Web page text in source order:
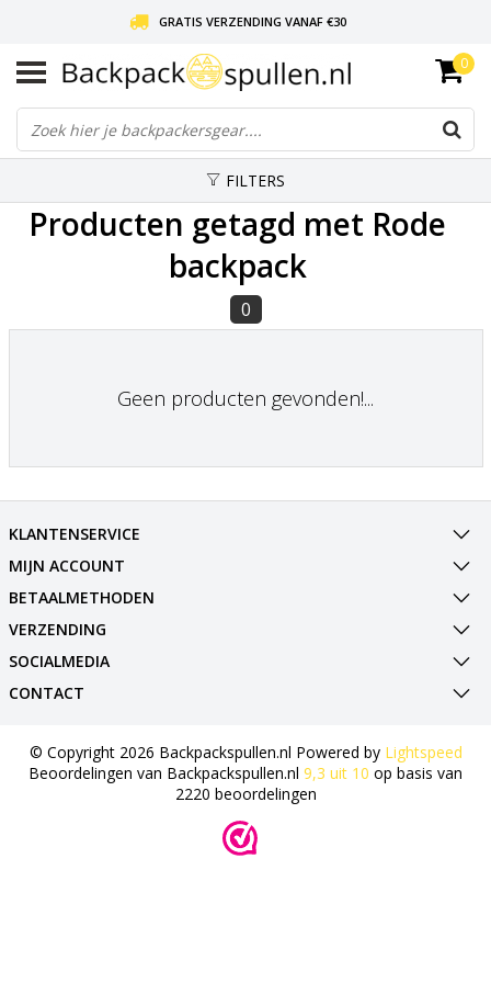
GRATIS VERZENDING VANAF €30
LIEFDE VOOR BACKPACKEN!
30 DAGEN GRATIS RETOUR
0
FILTERS
Producten getagd met Rode
backpack
0
Geen producten gevonden!...
KLANTENSERVICE
MIJN ACCOUNT
BETAALMETHODEN
VERZENDING
SOCIALMEDIA
CONTACT
© Copyright 2026 Backpackspullen.nl Powered by Lightspeed
Beoordelingen van Backpackspullen.nl 9,3 uit 10 op basis van
2220 beoordelingen